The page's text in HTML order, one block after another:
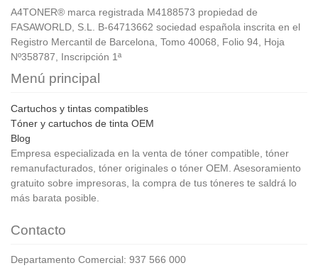
A4TONER® marca registrada M4188573 propiedad de
FASAWORLD, S.L. B-64713662 sociedad española inscrita en el
Registro Mercantil de Barcelona, Tomo 40068, Folio 94, Hoja
Nº358787, Inscripción 1ª
Menú principal
Cartuchos y tintas compatibles
Tóner y cartuchos de tinta OEM
Blog
Empresa especializada en la venta de tóner compatible, tóner
remanufacturados, tóner originales o tóner OEM. Asesoramiento
gratuito sobre impresoras, la compra de tus tóneres te saldrá lo
más barata posible.
Contacto
Departamento Comercial: 937 566 000